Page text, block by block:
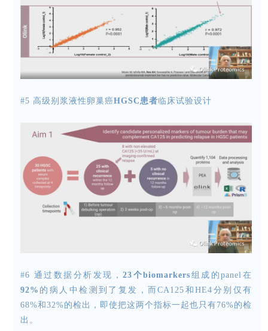
#5 高级别浆液性卵巢癌HGSC患者临床试验设计
#6 通过 数据分析发现，23个biomarkers 组成的panel在
92% 的病人中检测到了复发，而CA125和HE4分别仅有
68%和32%的检出，即使把这两个指标一起也只有76%的检
出。